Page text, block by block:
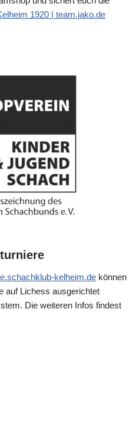
1920 | team.jako.de
kelheim.de können
auf Lichess ausgerichtet
Die weiteren Infos findest